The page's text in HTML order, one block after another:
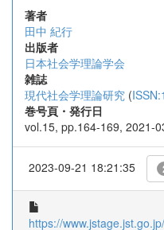
著者
田中 紀行
出版者
日本社会学理論学会
雑誌
現代社会学理論研究 (
巻号頁・発行日
vol.15, pp.164-169, 2021-
2023-09-21 18:21:35
https://